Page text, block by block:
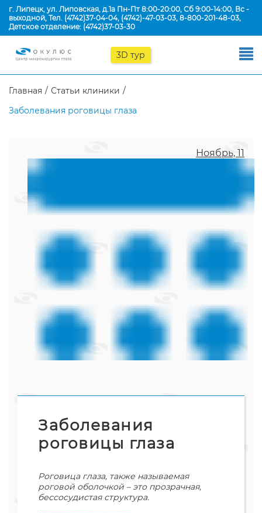
г. Липецк, ул. Липовская, д.1а Пн-Пт 8:00-20:00, Сб 9:00-14:00, Вс -
выходной, Тел. (4742)37-04-04, (4742)-47-03-03, 8-800-201-48-03,
Детское отделение: (4742)37-03-30
3D тур
Главная
Статьи клиники
Заболевания роговицы глаза
Ноябрь, 11
Заболевания
роговицы глаза
Роговица глаза, также называемая
роговой оболочкой – это прозрачная,
бессосудистая структура.